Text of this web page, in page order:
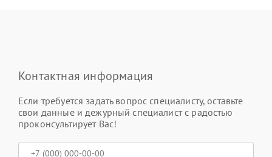
Контактная информация
Если требуется задать вопрос специалисту, оставьте
свои данные и дежурный специалист с радостью
проконсультирует Вас!